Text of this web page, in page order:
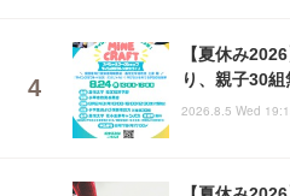
【夏休み
り、親子30
2026.8.5 Wed